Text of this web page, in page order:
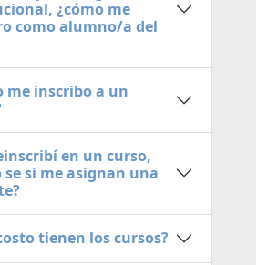
¿cómo me
como alumno/a del
me inscribo a un
en un curso,
se si me asignan una
tienen los cursos?